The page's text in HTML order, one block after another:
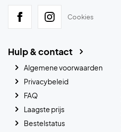
Cookies
Hulp & contact
Algemene voorwaarden
Privacybeleid
FAQ
Laagste prijs
Bestelstatus